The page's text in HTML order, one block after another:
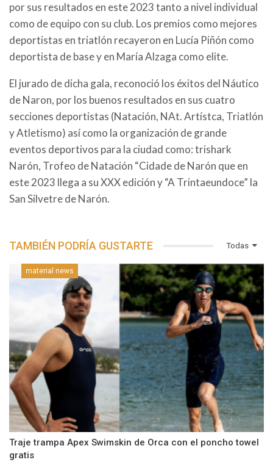
por sus resultados en este 2023 tanto a nivel individual
como de equipo con su club. Los premios como mejores
deportistas en triatlón recayeron en Lucía Piñón como
deportista de base y en María Alzaga como elite.
El jurado de dicha gala, reconoció los éxitos del Náutico
de Naron, por los buenos resultados en sus cuatro
secciones deportistas (Natación, NAt. Artístca, Triatlón
y Atletismo) así como la organización de grande
eventos deportivos para la ciudad como: trishark
Narón, Trofeo de Natación “Cidade de Narón que en
este 2023 llega a su XXX edición y “A Trintaeundoce” la
San Silvetre de Narón.
Todas
TAMBIÉN PODRÍA GUSTARTE
material news
Traje trampa Apex Swimskin de Orca con el poncho towel
gratis